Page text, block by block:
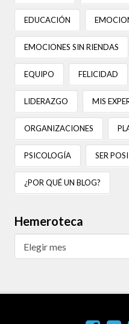
EDUCACIÓN
EMOCIONES SIN RIENDAS
EQUIPO FELICIDAD
LIDERAZGO MIS
ORGANIZACIONES
PSICOLOGÍA SER
¿POR QUÉ UN BLOG?
Hemeroteca
Hemeroteca